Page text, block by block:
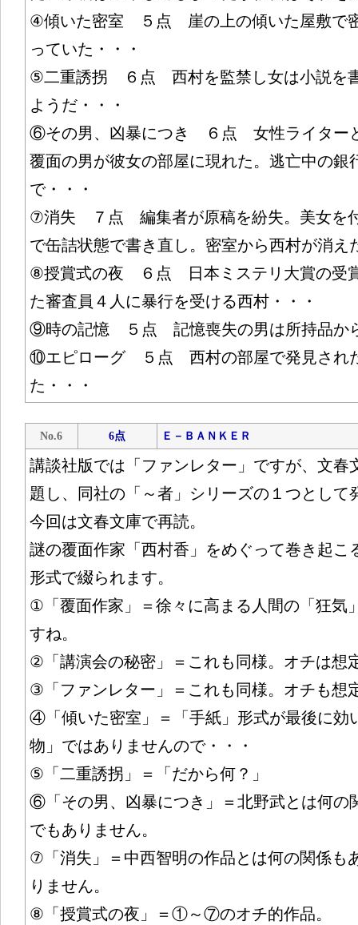
④傾いた密室 ５点 崖の上の傾いた屋敷で
っていた・・・
⑤二重誘拐 ６点 西村を監禁し女は小説を
ようだ・・・
⑥その男、凶暴につき ６点 女性ライター
覆面の男が彼女の部屋に現れた。逃亡中の銀
で・・・
⑦消失 ７点 編集者が原稿を紛失。美女を
で缶詰状態で書き直し。密室から西村が消え
⑧授賞式の夜 ６点 日本ミステリ大賞の受
た審査員４人に暴行を受ける西村・・・
⑨時の記憶 ５点 記憶喪失の男は所持品か
⑩エピローグ ５点 西村の部屋で発見され
た・・・
No.6 6点 Ｅ－ＢＡＮＫＥＲ
講談社版では「ファンレター」ですが、文春
題し、同社の「～者」シリーズの１つとして
今回は文春文庫で再読。
謎の覆面作家「西村香」をめぐって巻き起こ
形式で綴られます。
①「覆面作家」＝徐々に高まる人間の「狂気
すね。
②「講演会の秘密」＝これも同様。オチは想
③「ファンレター」＝これも同様。オチも想
④「傾いた密室」＝「手紙」形式が最後に効
物」ではありませんので・・・
⑤「二重誘拐」＝「だから何？」
⑥「その男、凶暴につき」＝北野武とは何の
でもありません。
⑦「消失」＝中西智明の作品とは何の関係も
りません。
⑧「授賞式の夜」＝①～⑦のオチ的作品。